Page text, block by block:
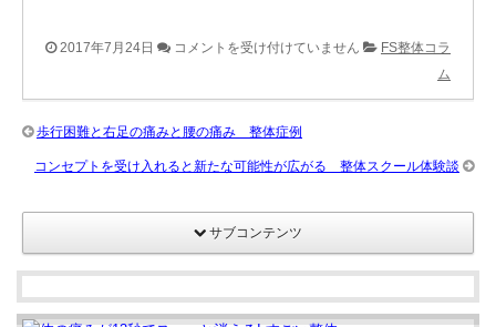
2017年7月24日
普
に
走
行
難
コメントを受け付けていません
FS整体コラ
ム
歩行困難と右足の痛みと腰の痛み 整体症例
コンセプトを受け入れると新たな可能性が広がる 整体スクール体験談
サブコンテンツ